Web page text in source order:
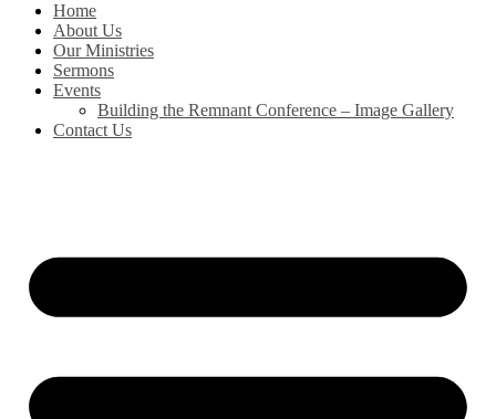
Home
About Us
Our Ministries
Sermons
Events
Building the Remnant Conference – Image Gallery
Contact Us